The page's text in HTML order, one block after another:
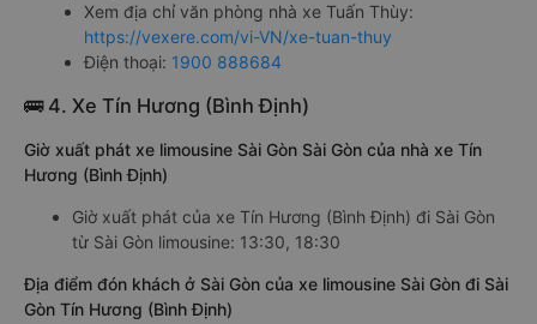
Xem địa chỉ văn phòng nhà xe Tuấn Thùy:
https://vexere.com/vi-VN/xe-tuan-thuy
Điện thoại: 1900 888684
🚌 4. Xe Tín Hương (Bình Định)
Giờ xuất phát xe limousine Sài Gòn Sài Gòn của nhà xe Tín
Hương (Bình Định)
Giờ xuất phát của xe Tín Hương (Bình Định) đi Sài Gòn
từ Sài Gòn limousine: 13:30, 18:30
Địa điểm đón khách ở Sài Gòn của xe limousine Sài Gòn đi Sài
Gòn Tín Hương (Bình Định)